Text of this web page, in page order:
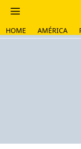
HOME AMÉRICA